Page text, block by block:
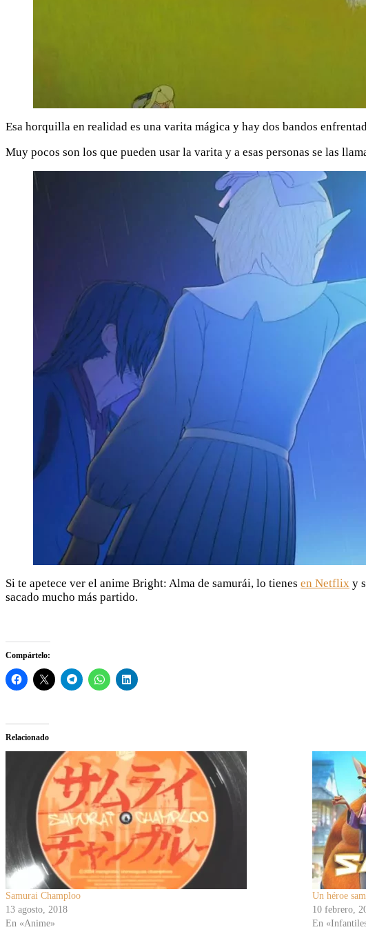
Esa horquilla en realidad es una varita mágica y hay dos bandos
Muy pocos son los que pueden usar la varita y a esas personas se las
Si te apetece ver el anime Bright: Alma de samurái, lo tienes en Netflix y
sacado mucho más partido.
Compártelo:
Relacionado
Samurai Champloo
13 agosto, 2018
En «Anime»
Un héroe
10 febrero,
En